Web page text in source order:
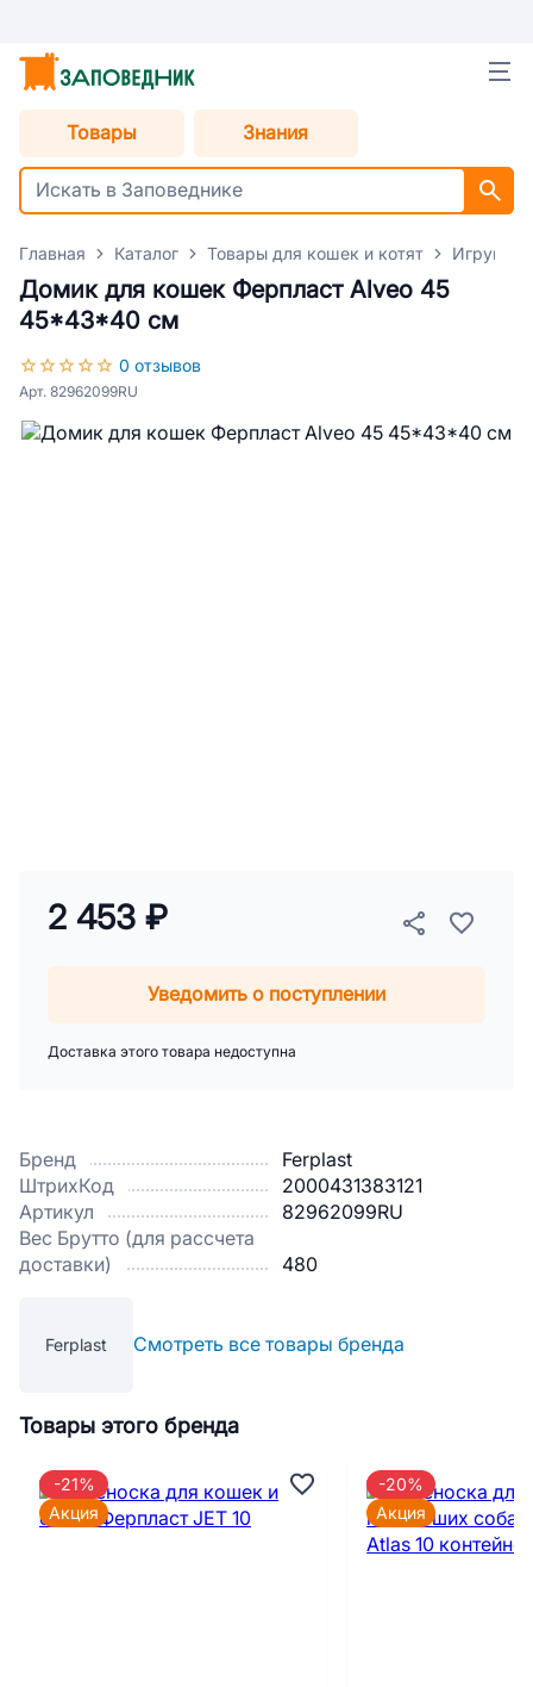
Товары Знания
Главная Каталог Товары для кошек и котят Игрушки
Домик для кошек Ферпласт Alveo 45
45*43*40 см
0 отзывов
Арт. 82962099RU
Бренд
Ferplast
ШтрихКод
2000431383121
Артикул
82962099RU
Вес Брутто (для рассчета
доставки)
480
Ferplast Смотреть все товары бренда
2 453 ₽
Уведомить о поступлении
Доставка этого товара недоступна
Товары этого бренда
-21%
Акция
-20%
Акция